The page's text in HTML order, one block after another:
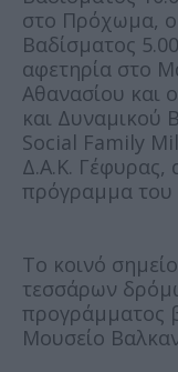
στο Πρόχωμα, ο
Βαδίσματος
αφετηρία στο
Αθανασίου και
και Δυναμικού
Social Family
Δ.Α.Κ. Γέφυρας,
πρόγραμμα του
Το κοινό
τεσσάρων
προγράμματος
Μουσείο